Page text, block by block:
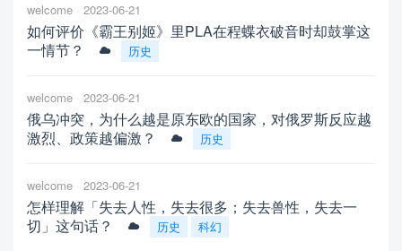
welcome 2023-06-21
如何评价《霸王别姬》里PLA在程蝶衣破音时却鼓掌这
一情节？
历史
welcome 2023-06-21
俄乌冲突，为什么越是原东欧的国家，对俄罗斯反应越
激烈、政策越偏激？
历史
welcome 2023-06-21
怎样理解「失去人性，失去很多；失去兽性，失去一
切」这句话？
历史 科幻